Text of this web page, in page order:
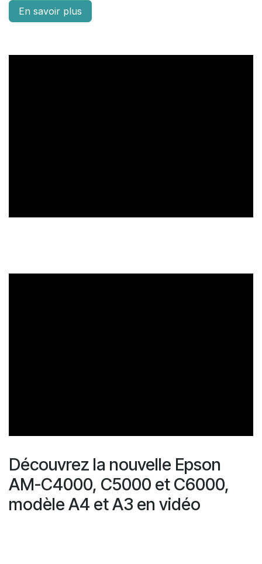
En savoir plus
Découvrez la nouvelle Epson
AM-C4000, C5000 et C6000,
modèle A4 et A3 en vidéo